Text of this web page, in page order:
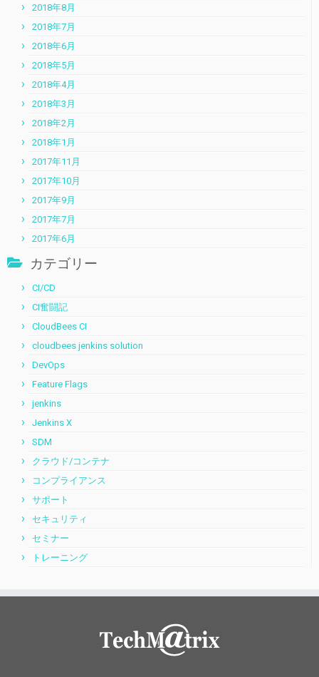
2018年8月
2018年7月
2018年6月
2018年5月
2018年4月
2018年3月
2018年2月
2018年1月
2017年11月
2017年10月
2017年9月
2017年7月
2017年6月
カテゴリー
CI/CD
CI奮闘記
CloudBees CI
cloudbees jenkins solution
DevOps
Feature Flags
jenkins
Jenkins X
SDM
クラウド/コンテナ
コンプライアンス
サポート
セキュリティ
セミナー
トレーニング